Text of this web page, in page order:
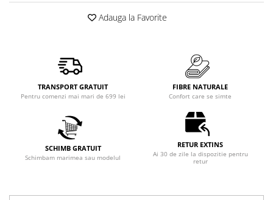
Adauga la Favorite
TRANSPORT GRATUIT
Pentru comenzi mai mari de 699 lei
FIBRE NATURALE
Confort care se simte
SCHIMB GRATUIT
Schimbam marimea sau modelul
RETUR EXTINS
Ai 30 de zile la dispozitie pentru
retur